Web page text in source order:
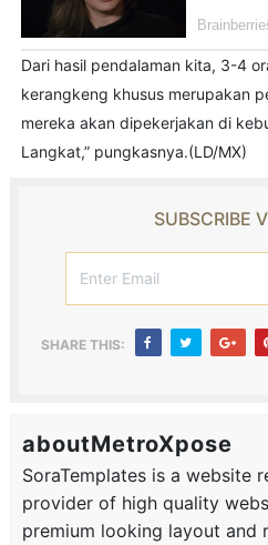
Dari hasil pendalaman kita, 3-4
kerangkeng khusus merupakan
mereka akan dipekerjakan di
Langkat,” pungkasnya.(LD/MX)
SUBSCRIBE
SHARE THIS:
aboutMetroXpose
SoraTemplates is a website
provider of high quality
premium looking layout and